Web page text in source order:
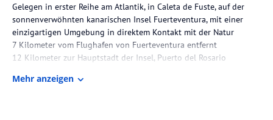
Gelegen in erster Reihe am Atlantik, in Caleta de Fuste, auf der
sonnenverwöhnten kanarischen Insel Fuerteventura, mit einer
einzigartigen Umgebung in direktem Kontakt mit der Natur
7 Kilometer vom Flughafen von Fuerteventura entfernt
12 Kilometer zur Hauptstadt der Insel, Puerto del Rosario
von Corralejo
Mehr anzeigen